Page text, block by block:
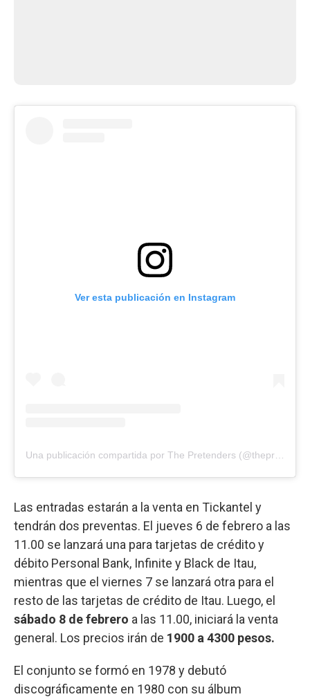
Ver esta publicación en Instagram
Las entradas estarán a la venta en Tickantel y
tendrán dos preventas. El jueves 6 de febrero a las
11.00 se lanzará una para tarjetas de crédito y
débito Personal Bank, Infinite y Black de Itau,
mientras que el viernes 7 se lanzará otra para el
resto de las tarjetas de crédito de Itau. Luego, el
sábado 8 de febrero a las 11.00, iniciará la venta
general. Los precios irán de 1900 a 4300 pesos.
El conjunto se formó en 1978 y debutó
discográficamente en 1980 con su álbum